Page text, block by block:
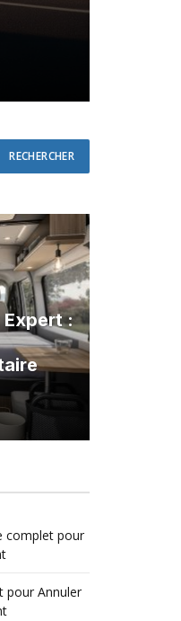
Expert :
complet pour
pour Annuler